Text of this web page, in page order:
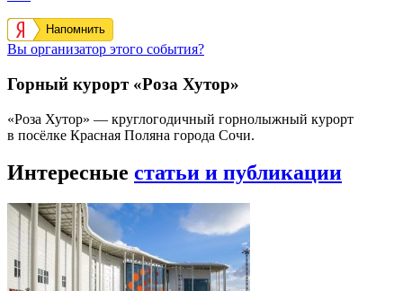
Напомнить
Вы организатор этого события?
Горный курорт «Роза Хутор»
«Роза Хутор» — круглогодичный горнолыжный курорт
в посёлке Красная Поляна города Сочи.
Интересные статьи и публикации